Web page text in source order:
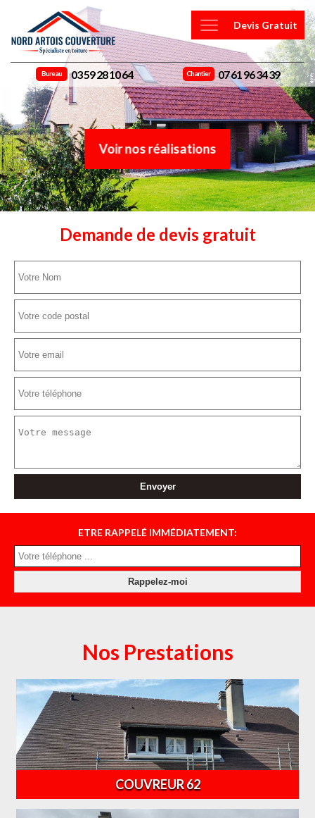
Devis Gratuit
Bureau 03 59 28 10 64 Chantier 07 61 96 34 39
Voir nos réalisations
Demande de devis gratuit
ETRE RAPPELÉ IMMÉDIATEMENT:
Nos Prestations
COUVREUR 62